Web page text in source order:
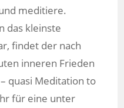
meditiere.
das kleinste
findet der nach
inneren Frieden
quasi Meditation to
für eine unter